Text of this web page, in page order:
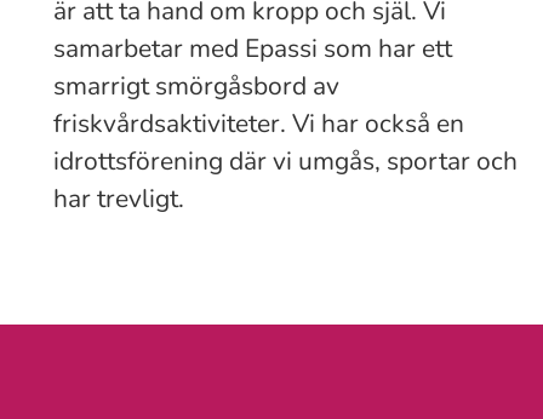
är att ta hand om kropp och själ. Vi
samarbetar med Epassi som har ett
smarrigt smörgåsbord av
friskvårdsaktiviteter. Vi har också en
idrottsförening där vi umgås, sportar och
har trevligt.